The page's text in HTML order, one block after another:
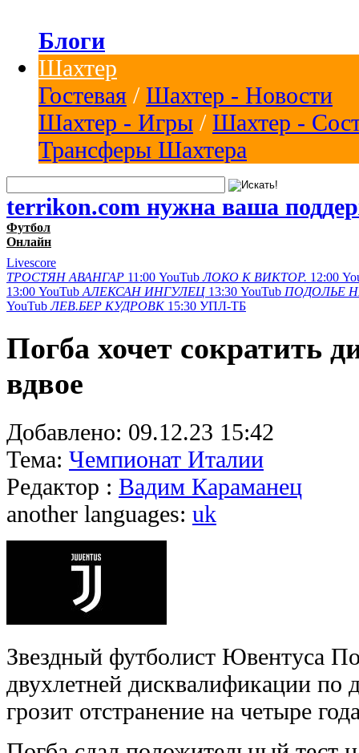
Блоги
Шахтер
Гостевая / Шахтер - Новости
Шахтер - Игры / Шахтер -
Трансферы Шахтера
terrikon.com нужна ваша
Футбол
Онлайн
Livescore
ТРОСТЯН АВАНГАР 11:00 YouTub ЛОКО К ВИКТОР. 12:00
13:00 YouTub АЛЕКСАН ИНГУЛЕЦ 13:30 YouTub ПОДОЛЬЕ
YouTub ЛЕВ.БЕР КУДРОВК 15:30 УПЛ-ТБ
Погба хочет сократить
вдвое
Добавлено: 09.12.23 15:42
Тема: Чемпионат Италии
Редактор : Вадим Караманец
another languages: uk
Звездный футболист Ювентуса
двухлетней дисквалификации по
грозит отстранение на четыре